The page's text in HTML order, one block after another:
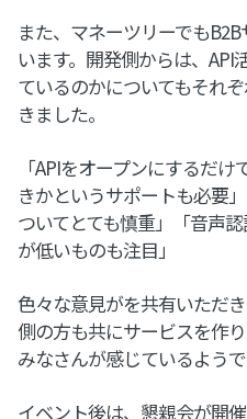
また、マネーツリーでも
います。開発側からは、API
ているのかについてもそれ
きました。
「APIをオープンにするだ
きかというサポートも必要
ついてとても慎重」「音声
が低いものも注目」
色々な意見がを共有いただ
側の方も共にサービスを作
みなさんが感じているようで
イベント後は、懇親会が開